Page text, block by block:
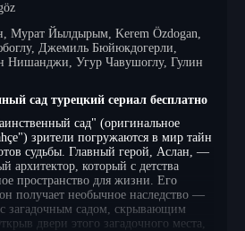
Мурат Йылдырым, Kerem Özdogan,
Джемиль Бюйюкдогерли,
Нишанджи, Угур Чавушоглу, Гулин
сад турецкий сериал бесплатно
сад" (оригинальное
зрители погружаются в мир тайн
судьбы. Главный герой, Аслан, —
архитектор, который с детства
пространство для жизни. Его
получает необычное наследство —
загадочным садом, скрывающим
двери этого загадочного места,